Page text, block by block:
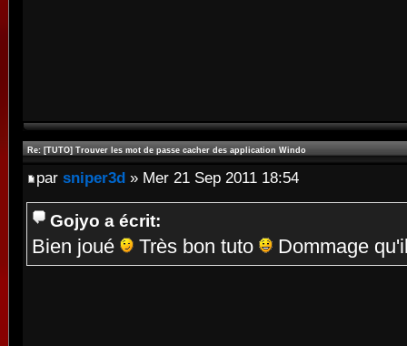
Re: [TUTO] Trouver les mot de passe cacher des application Windo
par sniper3d » Mer 21 Sep 2011 18:54
Gojyo a écrit:
Bien joué Très bon tuto Dommage